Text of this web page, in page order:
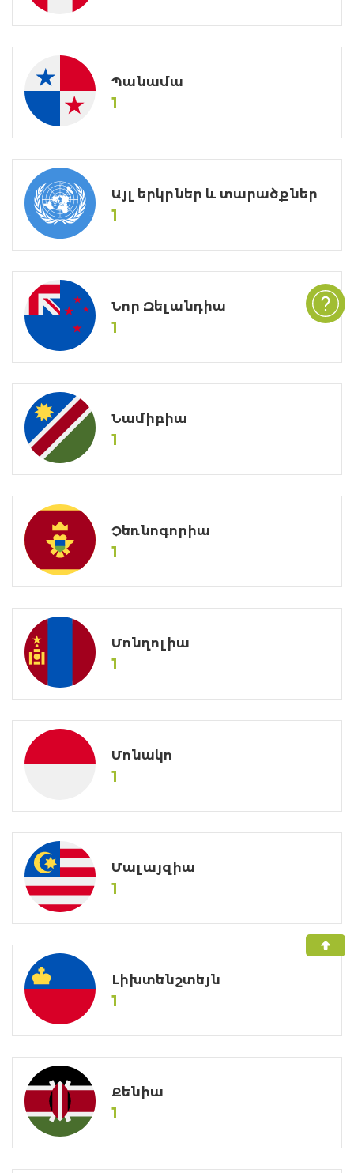
Պանամա
1
Այլ երկրներ և տարածքներ
1
Նոր Զելանդիա
1
Նամիբիա
1
Չեռնոգորիա
1
Մոնղոլիա
1
Մոնակո
1
Մալայզիա
1
Լիխտենշտեյն
1
Քենիա
1